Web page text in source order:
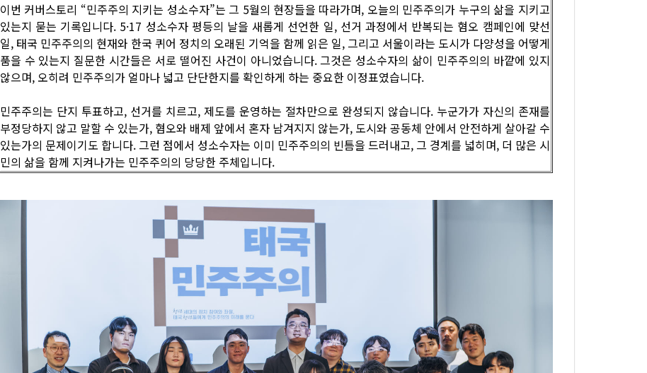
이번 커버스토리 “민주주의 지키는 성소수자”는 그 5월의 현장들을 따라가며, 오늘의 민주주의가 누구의 삶을 지키고
있는지 묻는 기록입니다. 5·17 성소수자 평등의 날을 새롭게 선언한 일, 선거 과정에서 반복되는 혐오 캠페인에 맞선
일, 태국 민주주의의 현재와 한국 퀴어 정치의 오래된 기억을 함께 읽은 일, 그리고 서울이라는 도시가 다양성을 어떻게
품을 수 있는지 질문한 시간들은 서로 떨어진 사건이 아니었습니다. 그것은 성소수자의 삶이 민주주의의 바깥에 있지
않으며, 오히려 민주주의가 얼마나 넓고 단단한지를 확인하게 하는 중요한 이정표였습니다.
민주주의는 단지 투표하고, 선거를 치르고, 제도를 운영하는 절차만으로 완성되지 않습니다. 누군가가 자신의 존재를
부정당하지 않고 말할 수 있는가, 혐오와 배제 앞에서 혼자 남겨지지 않는가, 도시와 공동체 안에서 안전하게 살아갈 수
있는가의 문제이기도 합니다. 그런 점에서 성소수자는 이미 민주주의의 빈틈을 드러내고, 그 경계를 넓히며, 더 많은 시
민의 삶을 함께 지켜나가는 민주주의의 당당한 주체입니다.